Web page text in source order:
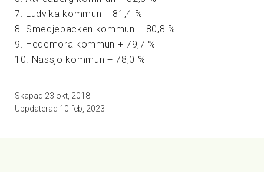
7. Ludvika kommun + 81,4 %
8. Smedjebacken kommun + 80,8 %
9. Hedemora kommun + 79,7 %
10. Nässjö kommun + 78,0 %
Skapad 23 okt, 2018
Uppdaterad 10 feb, 2023